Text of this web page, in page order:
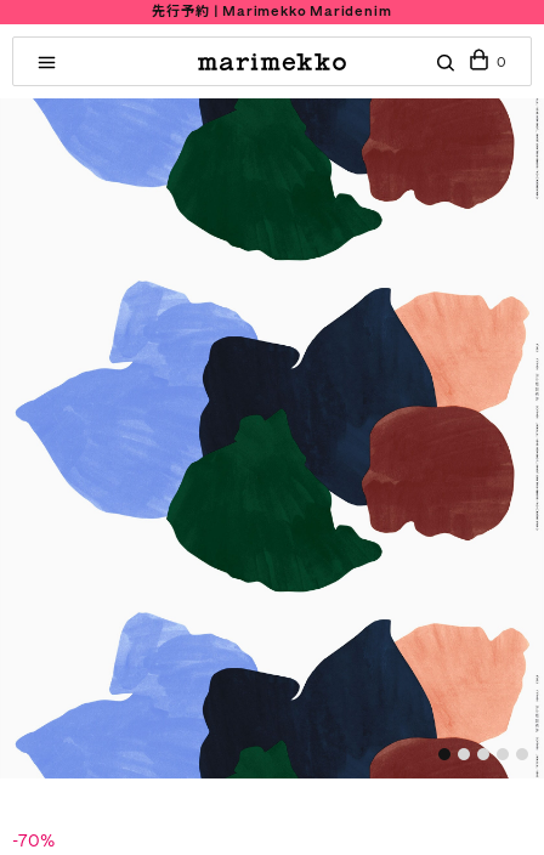
先行予約 | Marimekko Maridenim
0
-70%